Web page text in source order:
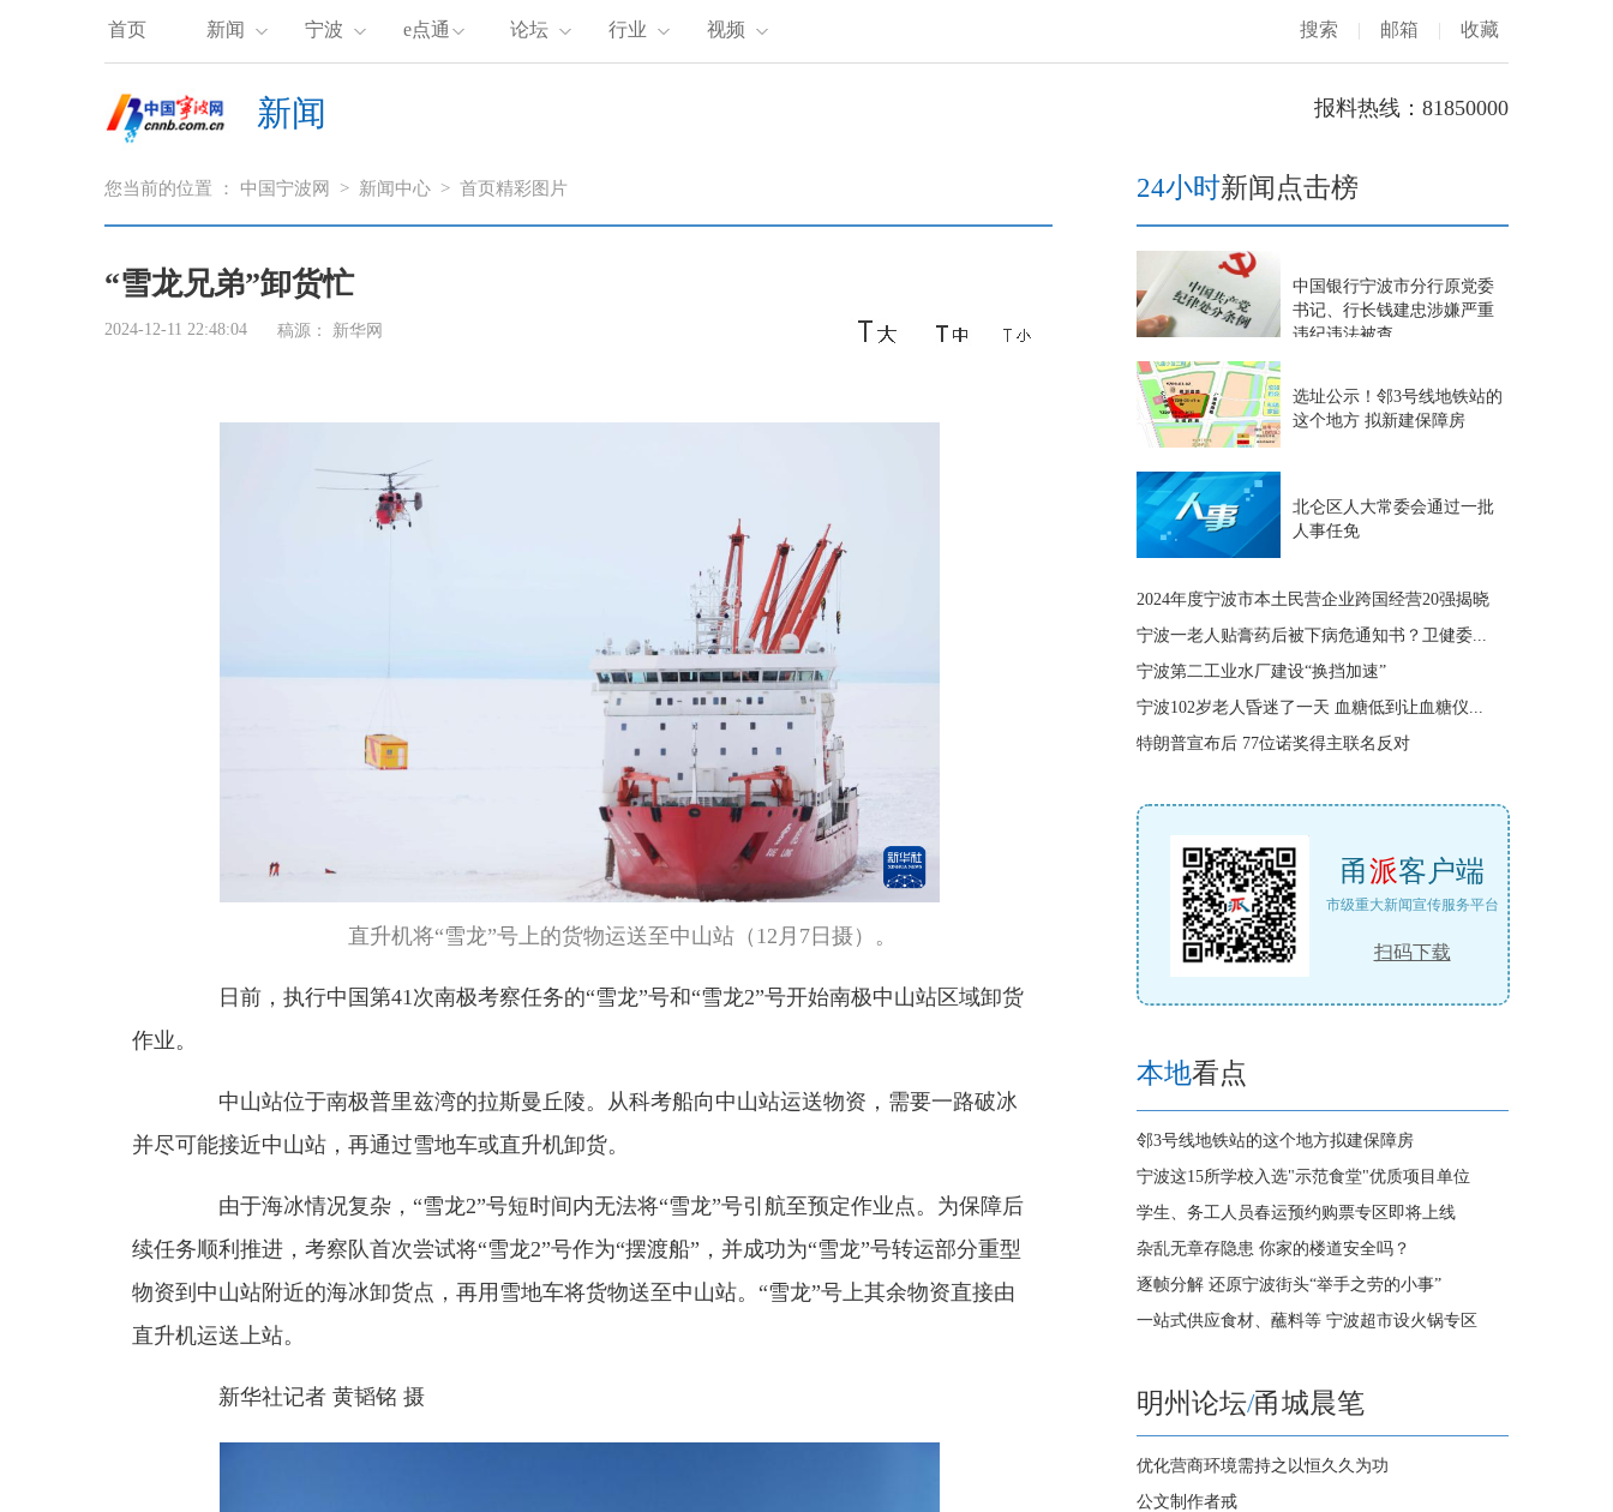
首页 新闻 宁波 e点通 论坛 行业 视频 搜索 | 邮箱 | 收藏
新闻 报料热线：81850000
您当前的位置 ： 中国宁波网 > 新闻中心 > 首页精彩图片
“雪龙兄弟”卸货忙
2024-12-11 22:48:04 稿源： 新华网
直升机将“雪龙”号上的货物运送至中山站（12月7日摄）。
日前，执行中国第41次南极考察任务的“雪龙”号和“雪龙2”号开始南极中山站区域卸货
作业。
中山站位于南极普里兹湾的拉斯曼丘陵。从科考船向中山站运送物资，需要一路破冰
并尽可能接近中山站，再通过雪地车或直升机卸货。
由于海冰情况复杂，“雪龙2”号短时间内无法将“雪龙”号引航至预定作业点。为保障后
续任务顺利推进，考察队首次尝试将“雪龙2”号作为“摆渡船”，并成功为“雪龙”号转运部分重型
物资到中山站附近的海冰卸货点，再用雪地车将货物送至中山站。“雪龙”号上其余物资直接由
直升机运送上站。
新华社记者 黄韬铭 摄
24小时新闻点击榜
中国银行宁波市分行原党委
书记、行长钱建忠涉嫌严重
违纪违法被查
选址公示！邻3号线地铁站的
这个地方 拟新建保障房
北仑区人大常委会通过一批
人事任免
2024年度宁波市本土民营企业跨国经营20强揭晓
宁波一老人贴膏药后被下病危通知书？卫健委...
宁波第二工业水厂建设“换挡加速”
宁波102岁老人昏迷了一天 血糖低到让血糖仪...
特朗普宣布后 77位诺奖得主联名反对
甬派客户端
市级重大新闻宣传服务平台
扫码下载
本地看点
邻3号线地铁站的这个地方拟建保障房
宁波这15所学校入选"示范食堂"优质项目单位
学生、务工人员春运预约购票专区即将上线
杂乱无章存隐患 你家的楼道安全吗？
逐帧分解 还原宁波街头“举手之劳的小事”
一站式供应食材、蘸料等 宁波超市设火锅专区
明州论坛/甬城晨笔
优化营商环境需持之以恒久久为功
公文制作者戒